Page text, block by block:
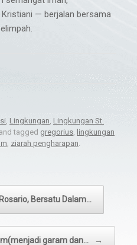
— berjalan bersama
, Lingkungan, Lingkungan St.
and tagged gregorius, lingkungan
, ziarah pengharapan.
Bersatu Dalam…
garam dan… →